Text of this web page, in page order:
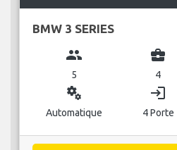
BMW 3 SERIES
group
5
business_center
4
miscellaneous_services
Automatique
login
4 Porte